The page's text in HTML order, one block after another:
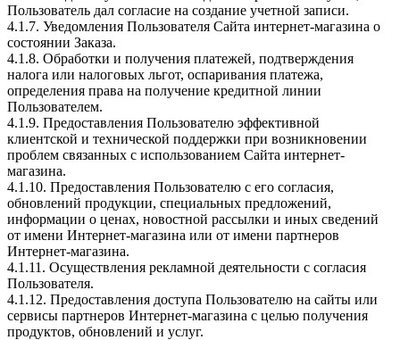
Пользователь дал согласие на создание учетной записи.
4.1.7. Уведомления Пользователя Сайта интернет-магазина о
состоянии Заказа.
4.1.8. Обработки и получения платежей, подтверждения
налога или налоговых льгот, оспаривания платежа,
определения права на получение кредитной линии
Пользователем.
4.1.9. Предоставления Пользователю эффективной
клиентской и технической поддержки при возникновении
проблем связанных с использованием Сайта интернет-
магазина.
4.1.10. Предоставления Пользователю с его согласия,
обновлений продукции, специальных предложений,
информации о ценах, новостной рассылки и иных сведений
от имени Интернет-магазина или от имени партнеров
Интернет-магазина.
4.1.11. Осуществления рекламной деятельности с согласия
Пользователя.
4.1.12. Предоставления доступа Пользователю на сайты или
сервисы партнеров Интернет-магазина с целью получения
продуктов, обновлений и услуг.